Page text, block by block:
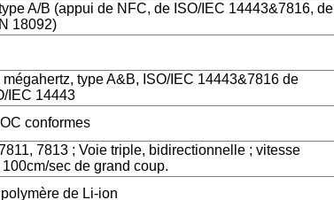
A/B (appui de NFC, de ISO/IEC 14443&7816, de
18092)
mégahertz, type A&B, ISO/IEC 14443&7816 de
IEC 14443
conformes
7813 ; Voie triple, bidirectionnelle ; vitesse
sec de grand coup.
de Li-ion